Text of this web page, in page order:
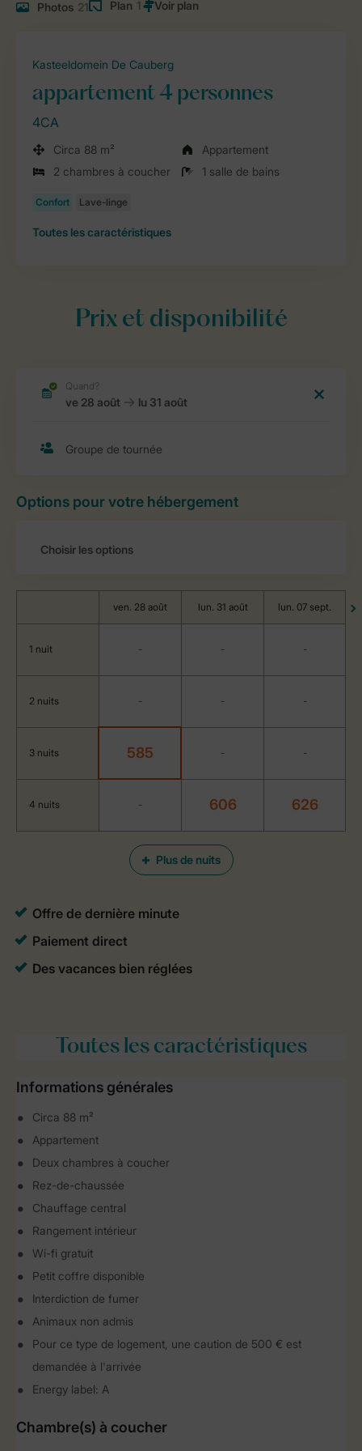
Photos 21 Plan 1
Kasteeldomein De Cauberg
appartement 4 personnes
4CA
Circa 88 m²
Appartement
2 chambres à coucher
1 salle de bains
Toutes les caractéristiques
Prix et disponibilité
Options pour votre hébergement
Plus de nuits
ven. 28 août lun. 31 août lun. 07 sept.
1 nuit - - -
2 nuits - - -
3 nuits 585 - -
4 nuits - 606 626
Toutesles caractéristiques
Informations générales
Circa 88 m²
Appartement
Deux chambres à coucher
Rez-de-chaussée
Chauffage central
Rangement intérieur
Wi-fi gratuit
Petit coffre disponible
Interdiction de fumer
Animaux non admis
Pour ce type de logement, une caution de 500 € est
demandée à l'arrivée
Energy label: A
Chambre(s) à coucher